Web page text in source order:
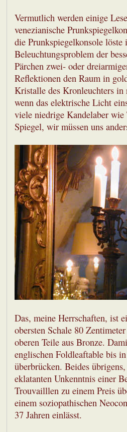
Vermutlich werden einige
venezianische
die Prunkspiegelkonsole
Beleuchtungsproblem der
Pärchen zwei- oder
Reflektionen den Raum in
Kristalle des Kronleuchters
wenn das elektrische Licht
viele niedrige Kandelaber wie
Spiegel, wir müssen uns
Das, meine Herrschaften, ist
obersten Schale 80
oberen Teile aus Bronze.
englischen Foldleaftable bis
überbrücken. Beides
eklatanten Unkenntnis einer
Trouvailllen zu einem Preis
einem soziopathischen
37 Jahren einlässt.